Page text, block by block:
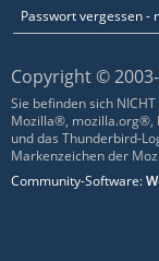
Passwort vergessen -
Copyright ©
Sie befinden sich
Mozilla®, mozilla.org®,
und das Thunderbird-
Markenzeichen der
Community-Software: